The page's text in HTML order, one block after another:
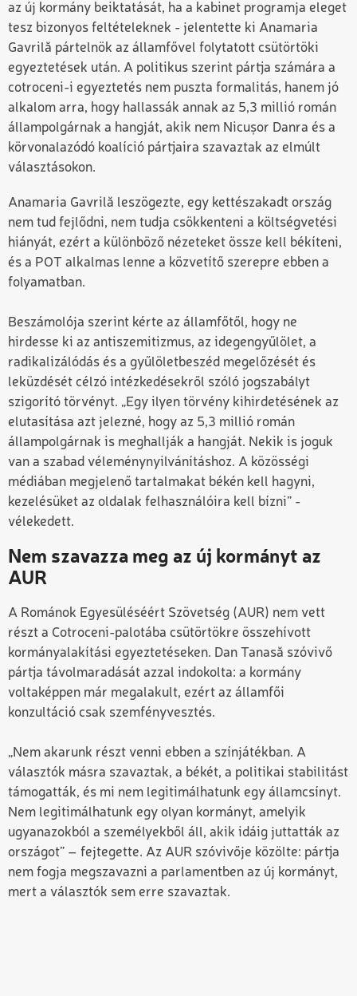
az új kormány beiktatását, ha a kabinet programja eleget
tesz bizonyos feltételeknek - jelentette ki Anamaria
Gavrilă pártelnök az államfővel folytatott csütörtöki
egyeztetések után. A politikus szerint pártja számára a
cotroceni-i egyeztetés nem puszta formalitás, hanem jó
alkalom arra, hogy hallassák annak az 5,3 millió román
állampolgárnak a hangját, akik nem Nicușor Danra és a
körvonalazódó koalíció pártjaira szavaztak az elmúlt
választásokon.
Anamaria Gavrilă leszögezte, egy kettészakadt ország
nem tud fejlődni, nem tudja csökkenteni a költségvetési
hiányát, ezért a különböző nézeteket össze kell békíteni,
és a POT alkalmas lenne a közvetítő szerepre ebben a
folyamatban.
Beszámolója szerint kérte az államfőtől, hogy ne
hirdesse ki az antiszemitizmus, az idegengyűlölet, a
radikalizálódás és a gyűlöletbeszéd megelőzését és
leküzdését célzó intézkedésekről szóló jogszabályt
szigorító törvényt. „Egy ilyen törvény kihirdetésének az
elutasítása azt jelezné, hogy az 5,3 millió román
állampolgárnak is meghallják a hangját. Nekik is joguk
van a szabad véleménynyilvánításhoz. A közösségi
médiában megjelenő tartalmakat békén kell hagyni,
kezelésüket az oldalak felhasználóira kell bízni” -
vélekedett.
Nem szavazza meg az új kormányt az
AUR
A Románok Egyesüléséért Szövetség (AUR) nem vett
részt a Cotroceni-palotába csütörtökre összehívott
kormányalakítási egyeztetéseken. Dan Tanasă szóvivő
pártja távolmaradását azzal indokolta: a kormány
voltaképpen már megalakult, ezért az államfői
konzultáció csak szemfényvesztés.
„Nem akarunk részt venni ebben a színjátékban. A
választók másra szavaztak, a békét, a politikai stabilitást
támogatták, és mi nem legitimálhatunk egy államcsínyt.
Nem legitimálhatunk egy olyan kormányt, amelyik
ugyanazokból a személyekből áll, akik idáig juttatták az
országot” – fejtegette. Az AUR szóvivője közölte: pártja
nem fogja megszavazni a parlamentben az új kormányt,
mert a választók sem erre szavaztak.